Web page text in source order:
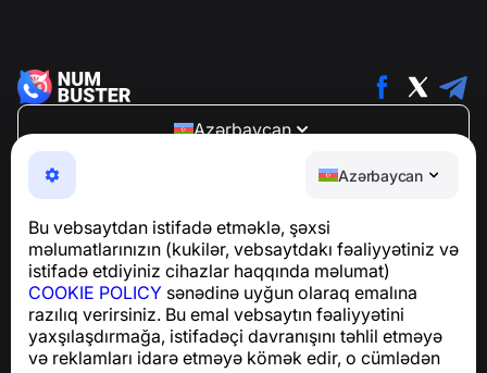
Azərbaycan
Bu vebsaytdan istifadə etməklə, şəxsi
məlumatlarınızın (kukilər, vebsaytdakı fəaliyyətiniz və
istifadə etdiyiniz cihazlar haqqında məlumat)
COOKIE POLICY sənədinə uyğun olaraq emalına
razılıq verirsiniz. Bu emal vebsaytın fəaliyyətini
yaxşılaşdırmağa, istifadəçi davranışını təhlil etməyə
və reklamları idarə etməyə kömək edir, o cümlədən
Azərbaycan
NumBuster © 2013—2026 ·
support@numbuster.com
Telefon fırıldaqlarından, spam və arzuolunmaz
GDPR uyğunluğu ilə bağlı suallar üçün:
support@numbuster.com
Yardım Mərkəzi
Xəbərlər və Məqalələr